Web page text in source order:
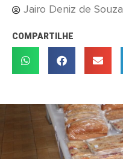
Jairo Deniz de Souza
COMPARTILHE